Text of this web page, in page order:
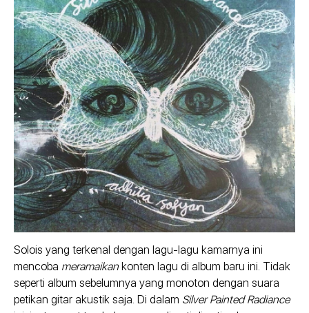
Solois yang terkenal dengan lagu-lagu kamarnya ini
mencoba meramaikankonten lagu di album baru ini. Tidak
seperti album sebelumnya yang monoton dengan suara
petikan gitar akustik saja. Di dalam Silver Painted Radiance